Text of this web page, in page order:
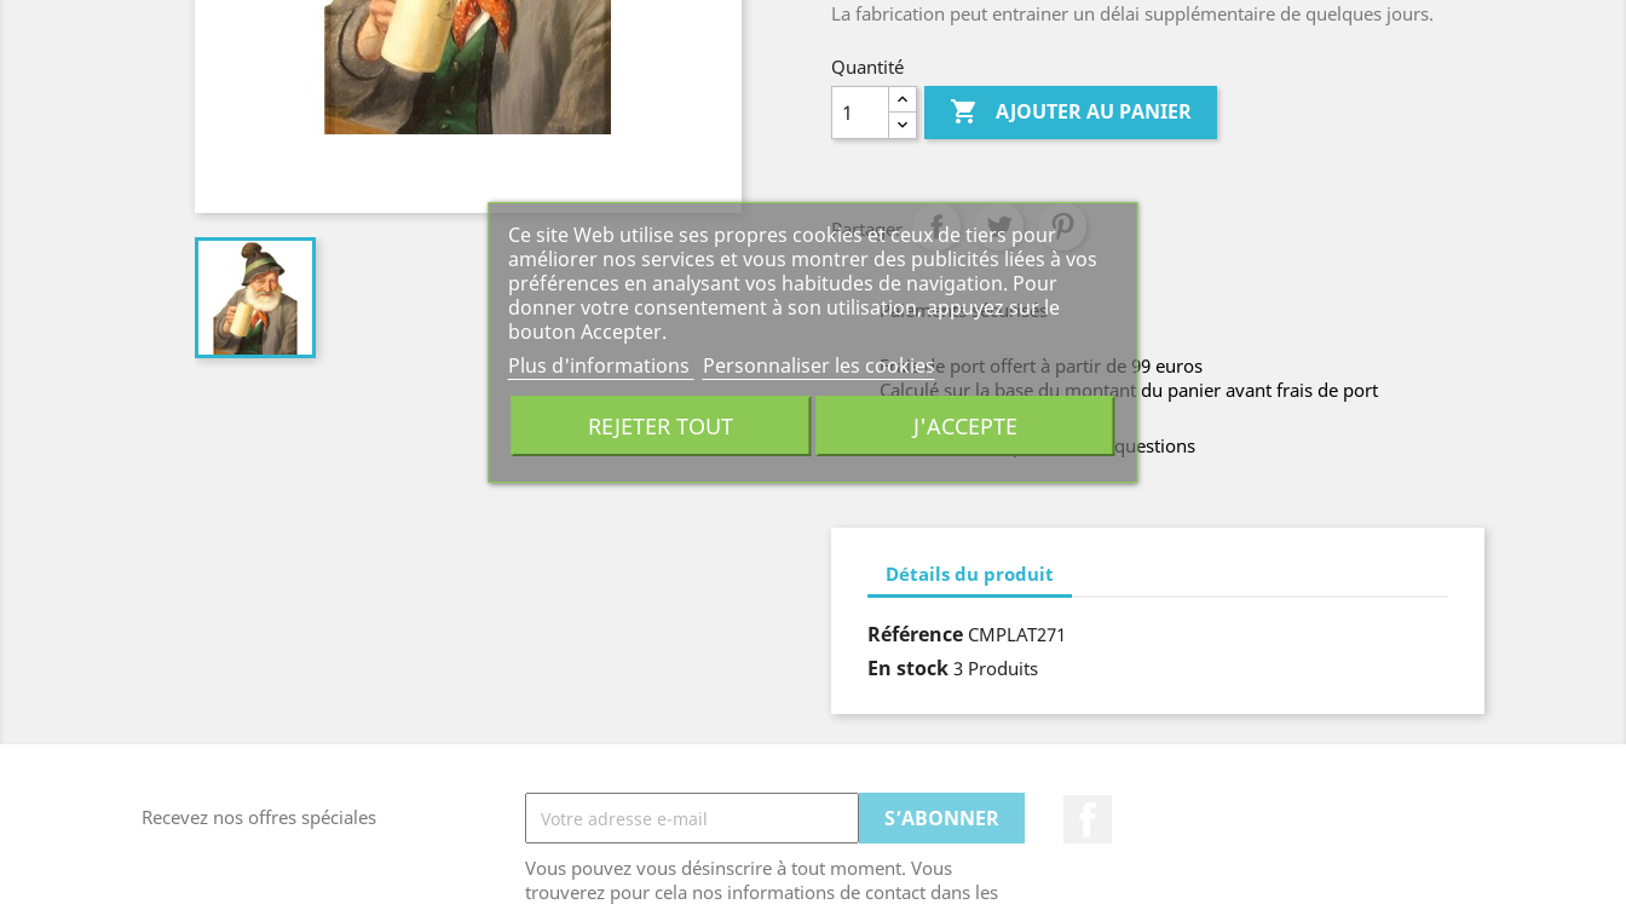
La fabrication peut entrainer un délai supplémentaire de quelques jours.
Quantité
 AJOUTER AU PANIER
Partager
Paiements sécurisés
Frais de port offert à partir de 99 euros
Calculé sur la base du montant du panier avant frais de port
Contactez-nous pour toutes questions
Détails du produit
Référence CMPLAT271
En stock 3 Produits
Recevez nos offres spéciales
Vous pouvez vous désinscrire à tout moment. Vous
trouverez pour cela nos informations de contact dans les
Ce site Web utilise ses propres cookies et ceux de tiers pour
améliorer nos services et vous montrer des publicités liées à vos
préférences en analysant vos habitudes de navigation. Pour
donner votre consentement à son utilisation, appuyez sur le
bouton Accepter.
Plus d'informations Personnaliser les cookies
REJETER TOUT J'ACCEPTE